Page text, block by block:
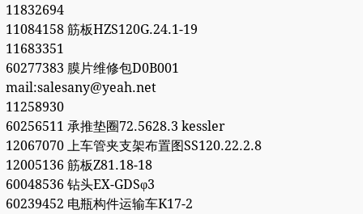
11832694
11084158 筋板HZS120G.24.1-19
11683351
60277383 膜片维修包D0B001
mail:salesany@yeah.net
11258930
60256511 承推垫圈72.5628.3 kessler
12067070 上车管夹支架布置图SS120.22.2.8
12005136 筋板Z81.18-18
60048536 钻头EX-GDSφ3
60239452 电瓶构件运输车K17-2